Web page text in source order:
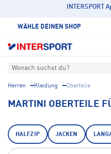
INTERSPORT
WÄHLE DEINEN SHOP
Wonach suchst du?
Herren Kleidung Oberteile
MARTINI OBERTEILE
HALFZIP JACKEN